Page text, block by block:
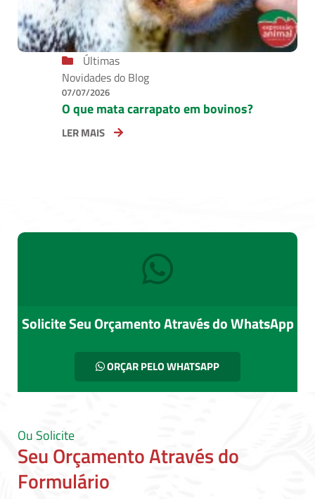
Últimas
Novidades do Blog
07/07/2026
O que mata carrapato em bovinos?
LER MAIS
Solicite Seu Orçamento Através do WhatsApp
ORÇAR PELO WHATSAPP
Ou Solicite
Seu Orçamento Através do
Formulário